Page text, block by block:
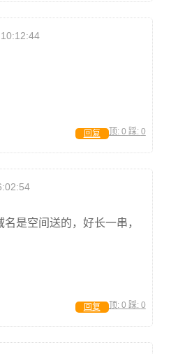
顶: 0 踩: 0
回复
是空间送的，好长一串，
顶: 0 踩: 0
回复